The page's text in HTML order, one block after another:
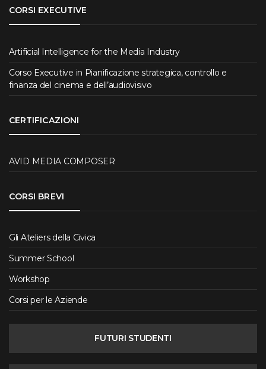
CORSI EXECUTIVE
Artificial Intelligence for the Media Industry
Corso Executive in Pianificazione strategica, controllo e
finanza del cinema e dell’audiovisivo
CERTIFICAZIONI
AVID MEDIA COMPOSER
CORSI BREVI
Gli Ateliers della Civica
Summer School
Workshop
Corsi per le Aziende
FUTURI STUDENTI